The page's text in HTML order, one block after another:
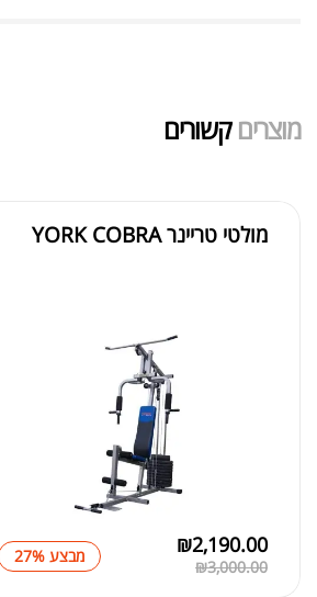
מוצרים קשורים
מולטי טריינר YORK COBRA
₪3,000.00
₪2,190.00 מבצע 27%